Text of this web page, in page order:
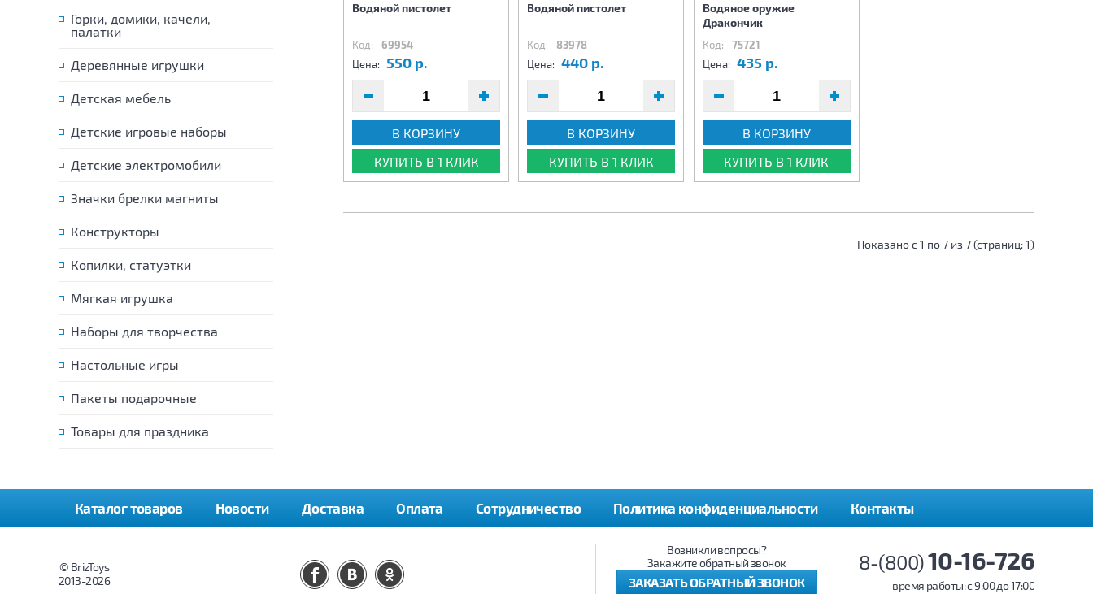
Горки, домики, качели,
палатки
Деревянные игрушки
Детская мебель
Детские игровые наборы
Детские электромобили
Значки брелки магниты
Конструкторы
Копилки, статуэтки
Мягкая игрушка
Наборы для творчества
Настольные игры
Пакеты подарочные
Товары для праздника
Водяной пистолет
Код: 69954
Цена: 550 р.
В КОРЗИНУ
КУПИТЬ В 1 КЛИК
Водяной пистолет
Код: 83978
Цена: 440 р.
В КОРЗИНУ
КУПИТЬ В 1 КЛИК
Водяное оружие
Дракончик
Код: 75721
Цена: 435 р.
В КОРЗИНУ
КУПИТЬ В 1 КЛИК
Показано с 1 по 7 из 7 (страниц: 1)
Каталог товаров Новости Доставка Оплата Сотрудничество Политика конфиденциальности Контакты
8-(800)10-16-726
время работы: c 9:00 до 17:00
Возникли вопросы?
Закажите обратный звонок
ЗАКАЗАТЬ ОБРАТНЫЙ ЗВОНОК
© BrizToys
2013-2026